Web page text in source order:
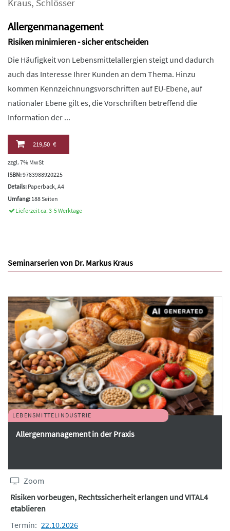
Kraus, Schlösser
Allergenmanagement
Risiken minimieren - sicher entscheiden
Die Häufigkeit von Lebensmittelallergien steigt und dadurch
auch das Interesse Ihrer Kunden an dem Thema. Hinzu
kommen Kennzeichnungsvorschriften auf EU-Ebene, auf
nationaler Ebene gilt es, die Vorschriften betreffend die
Information der ...
219,50 €
zzgl. 7% MwSt
ISBN:9783988920225
Details: Paperback, A4
Umfang: 188 Seiten
Lieferzeit ca. 3-5 Werktage
Seminarserien von Dr. Markus Kraus
LEBENSMITTELINDUSTRIE
Allergenmanagement in der Praxis
Zoom
Risiken vorbeugen, Rechtssicherheit erlangen und VITAL4
etablieren
Termin: 22.10.2026